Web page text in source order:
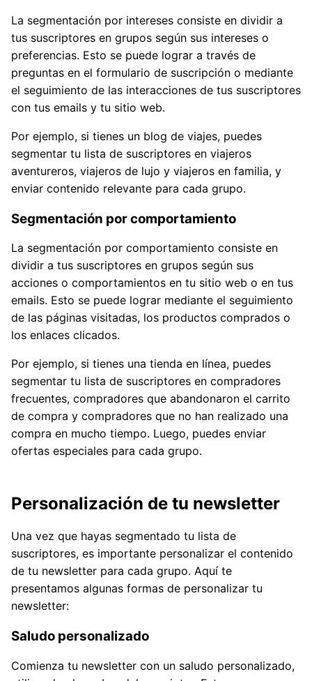
La segmentación por intereses consiste en dividir a
tus suscriptores en grupos según sus intereses o
preferencias. Esto se puede lograr a través de
preguntas en el formulario de suscripción o mediante
el seguimiento de las interacciones de tus suscriptores
con tus emails y tu sitio web.
Por ejemplo, si tienes un blog de viajes, puedes
segmentar tu lista de suscriptores en viajeros
aventureros, viajeros de lujo y viajeros en familia, y
enviar contenido relevante para cada grupo.
Segmentación por comportamiento
La segmentación por comportamiento consiste en
dividir a tus suscriptores en grupos según sus
acciones o comportamientos en tu sitio web o en tus
emails. Esto se puede lograr mediante el seguimiento
de las páginas visitadas, los productos comprados o
los enlaces clicados.
Por ejemplo, si tienes una tienda en línea, puedes
segmentar tu lista de suscriptores en compradores
frecuentes, compradores que abandonaron el carrito
de compra y compradores que no han realizado una
compra en mucho tiempo. Luego, puedes enviar
ofertas especiales para cada grupo.
Personalización de tu newsletter
Una vez que hayas segmentado tu lista de
suscriptores, es importante personalizar el contenido
de tu newsletter para cada grupo. Aquí te
presentamos algunas formas de personalizar tu
newsletter:
Saludo personalizado
Comienza tu newsletter con un saludo personalizado,